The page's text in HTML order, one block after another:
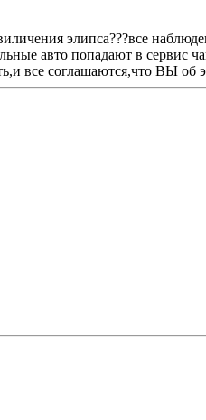
элипса???все
авто попадают в сервис
все соглашаются,что ВЫ об